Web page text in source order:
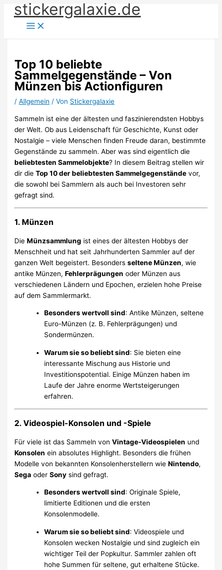
Zum
Inhalt
springen
stickergalaxie.de
Top 10 beliebte
Sammelgegenstände – Von
Münzen bis Actionfiguren
/Allgemein / Von Stickergalaxie
Sammeln ist eine der ältesten und faszinierendsten Hobbys
der Welt. Ob aus Leidenschaft für Geschichte, Kunst oder
Nostalgie – viele Menschen finden Freude daran, bestimmte
Gegenstände zu sammeln. Aber was sind eigentlich die
beliebtesten Sammelobjekte? In diesem Beitrag stellen wir
dir dieTop 10 der beliebtesten Sammelgegenstände vor,
die sowohl bei Sammlern als auch bei Investoren sehr
gefragt sind.
1. Münzen
DieMünzsammlung ist eines der ältesten Hobbys der
Menschheit und hat seit Jahrhunderten Sammler auf der
ganzen Welt begeistert. Besondersseltene Münzen, wie
antike Münzen,Fehlerprägungen oder Münzen aus
verschiedenen Ländern und Epochen, erzielen hohe Preise
auf dem Sammlermarkt.
Besonders wertvoll sind: Antike Münzen, seltene
Euro-Münzen (z. B. Fehlerprägungen) und
Sondermünzen.
Warum sie so beliebt sind: Sie bieten eine
interessante Mischung aus Historie und
Investitionspotential. Einige Münzen haben im
Laufe der Jahre enorme Wertsteigerungen
erfahren.
2. Videospiel-Konsolen und -Spiele
Für viele ist das Sammeln vonVintage-Videospielen und
Konsolen ein absolutes Highlight. Besonders die frühen
Modelle von bekannten Konsolenherstellern wieNintendo,
Sega oderSony sind gefragt.
Besonders wertvoll sind: Originale Spiele,
limitierte Editionen und die ersten
Konsolenmodelle.
Warum sie so beliebt sind: Videospiele und
Konsolen wecken Nostalgie und sind zugleich ein
wichtiger Teil der Popkultur. Sammler zahlen oft
hohe Summen für seltene, gut erhaltene Stücke.